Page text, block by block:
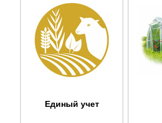
Единый учет